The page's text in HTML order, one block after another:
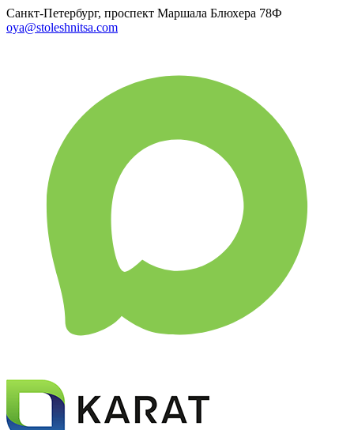
Санкт-Петербург, проспект Маршала Блюхера 78Ф
oya@stoleshnitsa.com